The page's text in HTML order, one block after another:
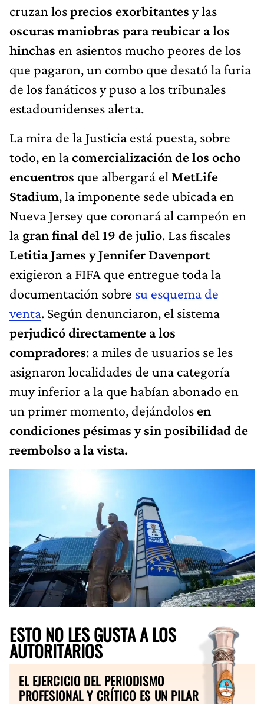
cruzan losprecios exorbitantes y las
oscuras maniobras para reubicar a los
hinchas en asientos mucho peores de los
que pagaron, un combo que desató la furia
de los fanáticos y puso a los tribunales
estadounidenses alerta.
La mira de la Justicia está puesta, sobre
todo, en lacomercialización de los ocho
encuentros que albergará el MetLife
Stadium, la imponente sede ubicada en
Nueva Jersey que coronará al campeón en
la gran final del 19 de julio. Las fiscales
Letitia James y Jennifer Davenport
exigieron a FIFA que entregue toda la
documentación sobre su esquema de
venta. Según denunciaron, el sistema
perjudicó directamente a los
compradores: a miles de usuarios se les
asignaron localidades de una categoría
muy inferior a la que habían abonado en
un primer momento, dejándolos en
condiciones pésimas y sin posibilidad de
reembolso a la vista.
ESTO NO LES GUSTA A LOS
AUTORITARIOS
EL EJERCICIO DEL PERIODISMO
PROFESIONAL Y CRÍTICO ES UN PILAR